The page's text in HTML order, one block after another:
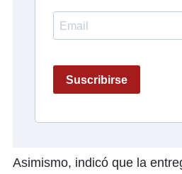
Asimismo, indicó que la